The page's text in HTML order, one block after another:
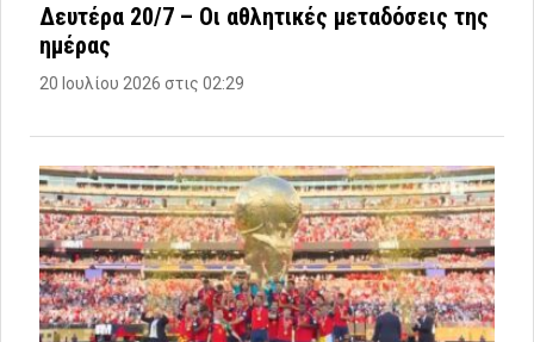
Δευτέρα 20/7 – Οι αθλητικές μεταδόσεις της
ημέρας
20 Ιουλίου 2026 στις 02:29